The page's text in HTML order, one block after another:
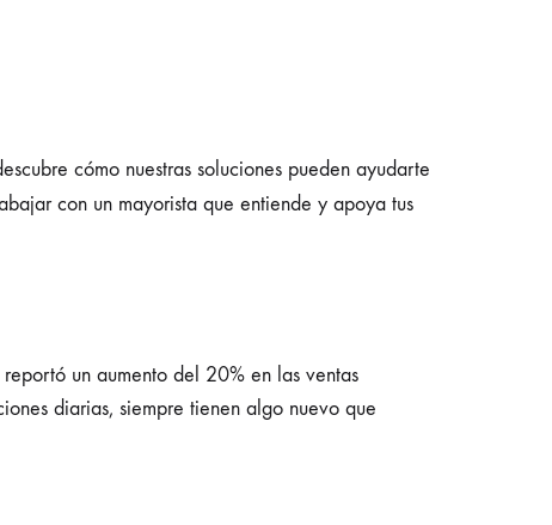
cómo nuestras soluciones pueden ayudarte
con un mayorista que entiende y apoya tus
un aumento del 20% en las ventas
diarias, siempre tienen algo nuevo que